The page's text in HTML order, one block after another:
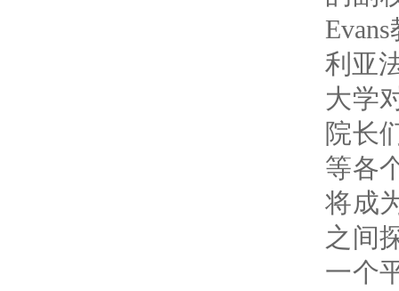
Evans
利亚
大学
院长
等各
将成
之间
一个